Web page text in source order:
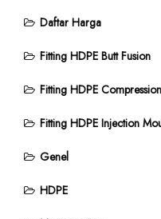
Daftar Harga
Fitting HDPE Butt Fusion
Fitting HDPE Compression
Fitting HDPE Injection
Genel
HDPE